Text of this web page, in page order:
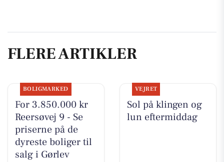
FLERE ARTIKLER
BOLIGMARKED
For 3.850.000 kr
Reersøvej 9 - Se
priserne på de
dyreste boliger til
salg i Gørlev
VEJRET
Sol på klingen og
lun eftermiddag